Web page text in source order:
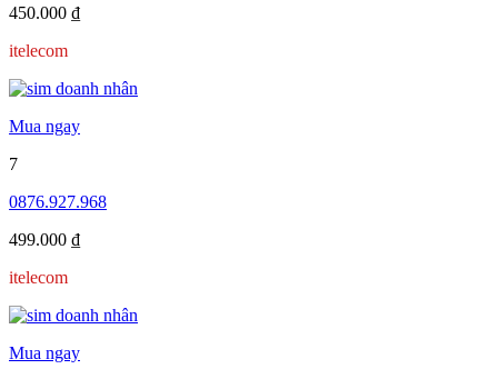
450.000 ₫
itelecom
Mua ngay
7
0876.927.968
499.000 ₫
itelecom
Mua ngay